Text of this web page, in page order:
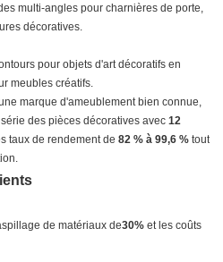
multi-angles pour charnières de porte,
décoratives.
pour objets d'art décoratifs en
meubles créatifs.
marque d'ameublement bien connue,
des pièces décoratives avec 12
taux de rendement de 82 % à 99,6 % tout
de matériaux de​30%​ ​ et les coûts